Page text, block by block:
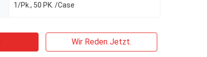
1/Pk., 50 PK. /Case
Wir Reden Jetzt.